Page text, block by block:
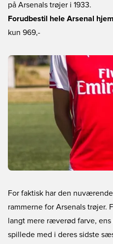
på Arsenals trøjer i 1933.
Forudbestil hele Arsenal
kun 969,-
For faktisk har den
rammerne for Arsenals trøjer.
langt mere ræverød farve,
spillede med i deres sidste